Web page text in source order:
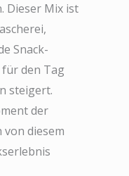
Dieser Mix ist
Snack-
den Tag
steigert.
der
von diesem